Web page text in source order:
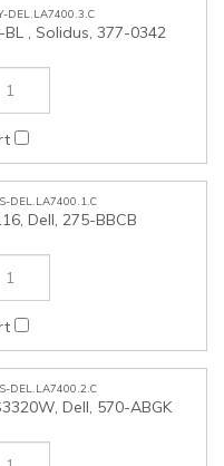
Dell, 275-BBCB
DEL.LA7400.2.C
Dell, 570-ABGK